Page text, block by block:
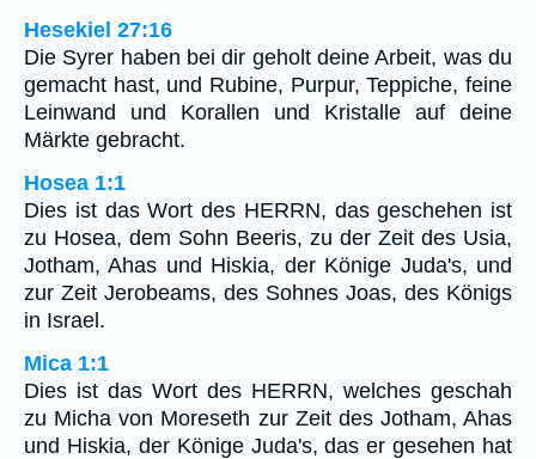
Hesekiel 27:16
Die Syrer haben bei dir geholt deine Arbeit, was du
gemacht hast, und Rubine, Purpur, Teppiche, feine
Leinwand und Korallen und Kristalle auf deine
Märkte gebracht.
Hosea 1:1
Dies ist das Wort des HERRN, das geschehen ist
zu Hosea, dem Sohn Beeris, zu der Zeit des Usia,
Jotham, Ahas und Hiskia, der Könige Juda's, und
zur Zeit Jerobeams, des Sohnes Joas, des Königs
in Israel.
Mica 1:1
Dies ist das Wort des HERRN, welches geschah
zu Micha von Moreseth zur Zeit des Jotham, Ahas
und Hiskia, der Könige Juda's, das er gesehen hat